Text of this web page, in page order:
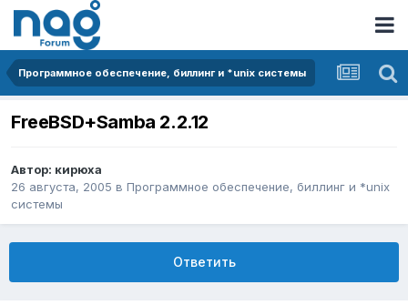
Программное обеспечение, биллинг и *unix системы
FreeBSD+Samba 2.2.12
Автор: кирюха
26 августа, 2005 в Программное обеспечение, биллинг и *unix
системы
Ответить